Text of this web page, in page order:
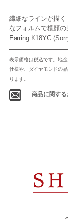
繊細なラインが描
なフォルムで横顔の
Earring:K18YG
表示価格は税込です。地
仕様や、ダイヤモンドの
ります。
商品に関す